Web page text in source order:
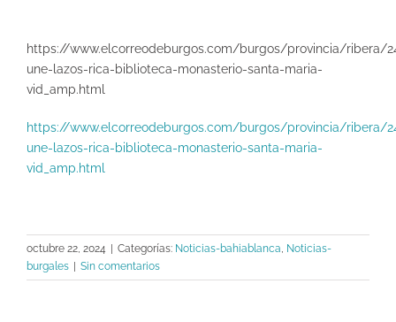
imagen
grande
https://www.elcorreodeburgos.com/burgos/provincia/ribera/
une-lazos-rica-biblioteca-monasterio-santa-maria-
vid_amp.html
https://www.elcorreodeburgos.com/burgos/provincia/ribera/
une-lazos-rica-biblioteca-monasterio-santa-maria-
vid_amp.html
octubre 22, 2024 Categorías: Noticias-bahiablanca, Noticias-
burgales
Sin comentarios